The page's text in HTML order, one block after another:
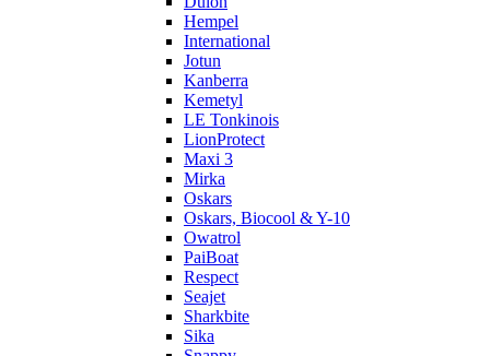
Hempel
International
Jotun
Kanberra
Kemetyl
LE Tonkinois
LionProtect
Maxi 3
Mirka
Oskars
Oskars, Biocool & Y-10
Owatrol
PaiBoat
Respect
Seajet
Sharkbite
Sika